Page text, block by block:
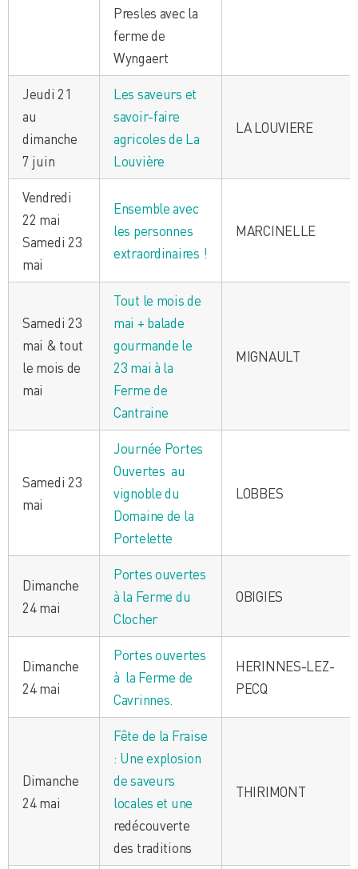
Presles avec la
ferme de
Wyngaert
Jeudi 21
au
dimanche
7 juin
Les saveurs et
savoir-faire
agricoles de La
Louvière
LA LOUVIERE
Vendredi
22 mai
Samedi 23
mai
Ensemble avec
les personnes
extraordinaires !
MARCINELLE
Samedi 23
mai & tout
le mois de
mai
Tout le mois de
mai + balade
gourmande le
23 mai à la
Ferme de
Cantraine
MIGNAULT
Samedi 23
mai
Journée Portes
Ouvertes au
vignoble du
Domaine de la
Portelette
LOBBES
Dimanche
24 mai
Portes ouvertes
à la Ferme du
Clocher
OBIGIES
Dimanche
24 mai
Portes ouvertes
à la Ferme de
Cavrinnes.
HERINNES-LEZ-
PECQ
Dimanche
24 mai
Fête de la Fraise
: Une explosion
de saveurs
locales et une
redécouverte
des traditions
THIRIMONT